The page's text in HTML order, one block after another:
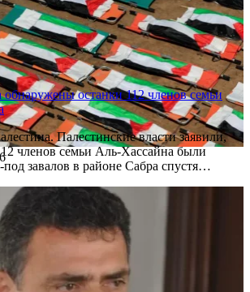
обнаружены останки 112 членов семьи
Палестинские власти заявили,
членов семьи Аль-Хассайна были
под завалов в районе Сабра спустя…